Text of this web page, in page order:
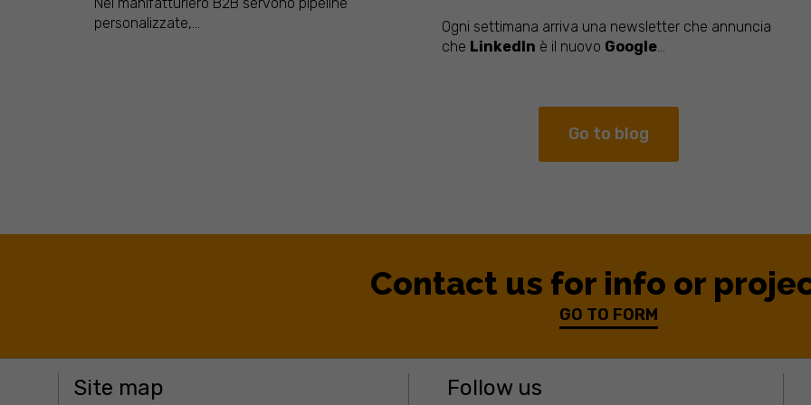
Nel manifatturiero B2B servono pipeline
personalizzate,...
Ogni settimana arriva una newsletter che annuncia
che LinkedIn è il nuovo Google...
Go to blog
Contact us for info or
GO TO FORM
Site map Follow us